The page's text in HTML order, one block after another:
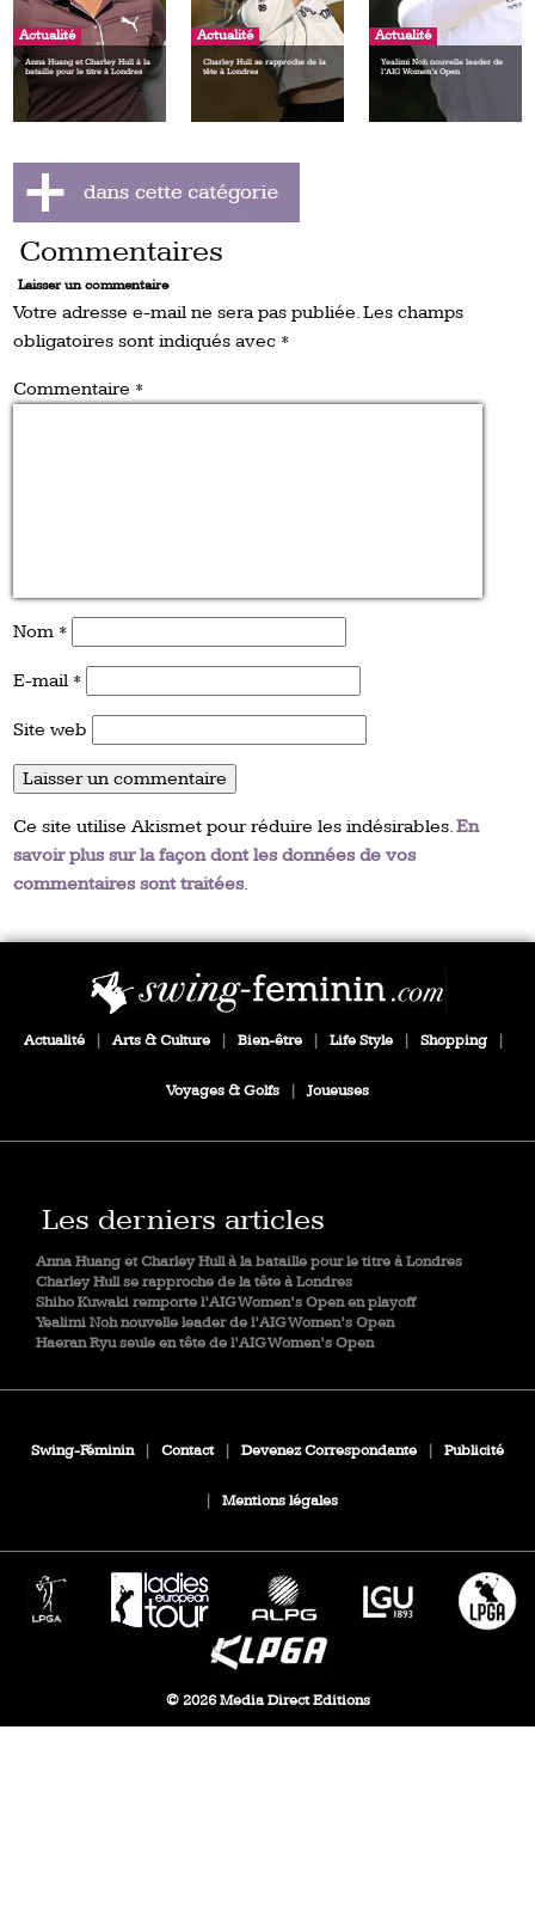
Actualité
Anna Huang et Charley Hull à la
bataille pour le titre à Londres
Actualité
Charley Hull se rapproche de la
tête à Londres
Actualité
Yealimi Noh nouvelle leader de
l’AIG Women’s Open
Commentaires
Laisser un commentaire
Votre adresse e-mail ne sera pas publiée.Les champs
obligatoires sont indiqués avec *
Commentaire *
Nom *
E-mail *
Site web
Ce site utilise Akismet pour réduire les indésirables.En
savoir plus sur la façon dont les données de vos
commentaires sont traitées.
Actualité Arts & Culture Bien-être Life Style Shopping
Voyages & Golfs Joueuses
Les derniers articles
Anna Huang et Charley Hull à la bataille pour le titre à Londres
Charley Hull se rapproche de la tête à Londres
Shiho Kuwaki remporte l’AIG Women’s Open en playoff
Yealimi Noh nouvelle leader de l’AIG Women’s Open
Haeran Ryu seule en tête de l’AIG Women’s Open
Swing-Féminin Contact Devenez Correspondante Publicité
Mentions légales
© 2026 Media Direct Editions